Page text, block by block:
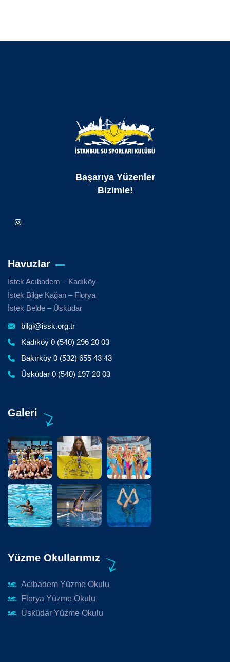
Başarıya Yüzenler
Bizimle!
Havuzlar
İstek Acıbadem – Kadıköy
İstek Bilge Kağan – Florya
İstek Belde – Üsküdar
bilgi@issk.org.tr
Kadıköy 0 (540) 296 20 03
Bakırköy 0 (532) 655 43 43
Üsküdar 0 (540) 197 20 03
Galeri
Yüzme Okullarımız
Acıbadem Yüzme Okulu
Florya Yüzme Okulu
Üsküdar Yüzme Okulu